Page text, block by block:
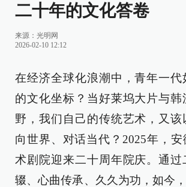
二十年的文化答卷
来源： 光明网
2026-02-10 12:12
在经济全球化浪潮中，青年一代
的文化坐标？当好莱坞大片与
野，我们自己的传统艺术，又该
向世界、对话当代？2025年，
术剧院迎来二十周年院庆。通过
辍、心曲传承、久久为功，如今